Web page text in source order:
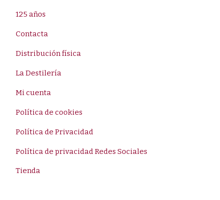
125 años
Contacta
Distribución física
La Destilería
Mi cuenta
Política de cookies
Política de Privacidad
Política de privacidad Redes Sociales
Tienda